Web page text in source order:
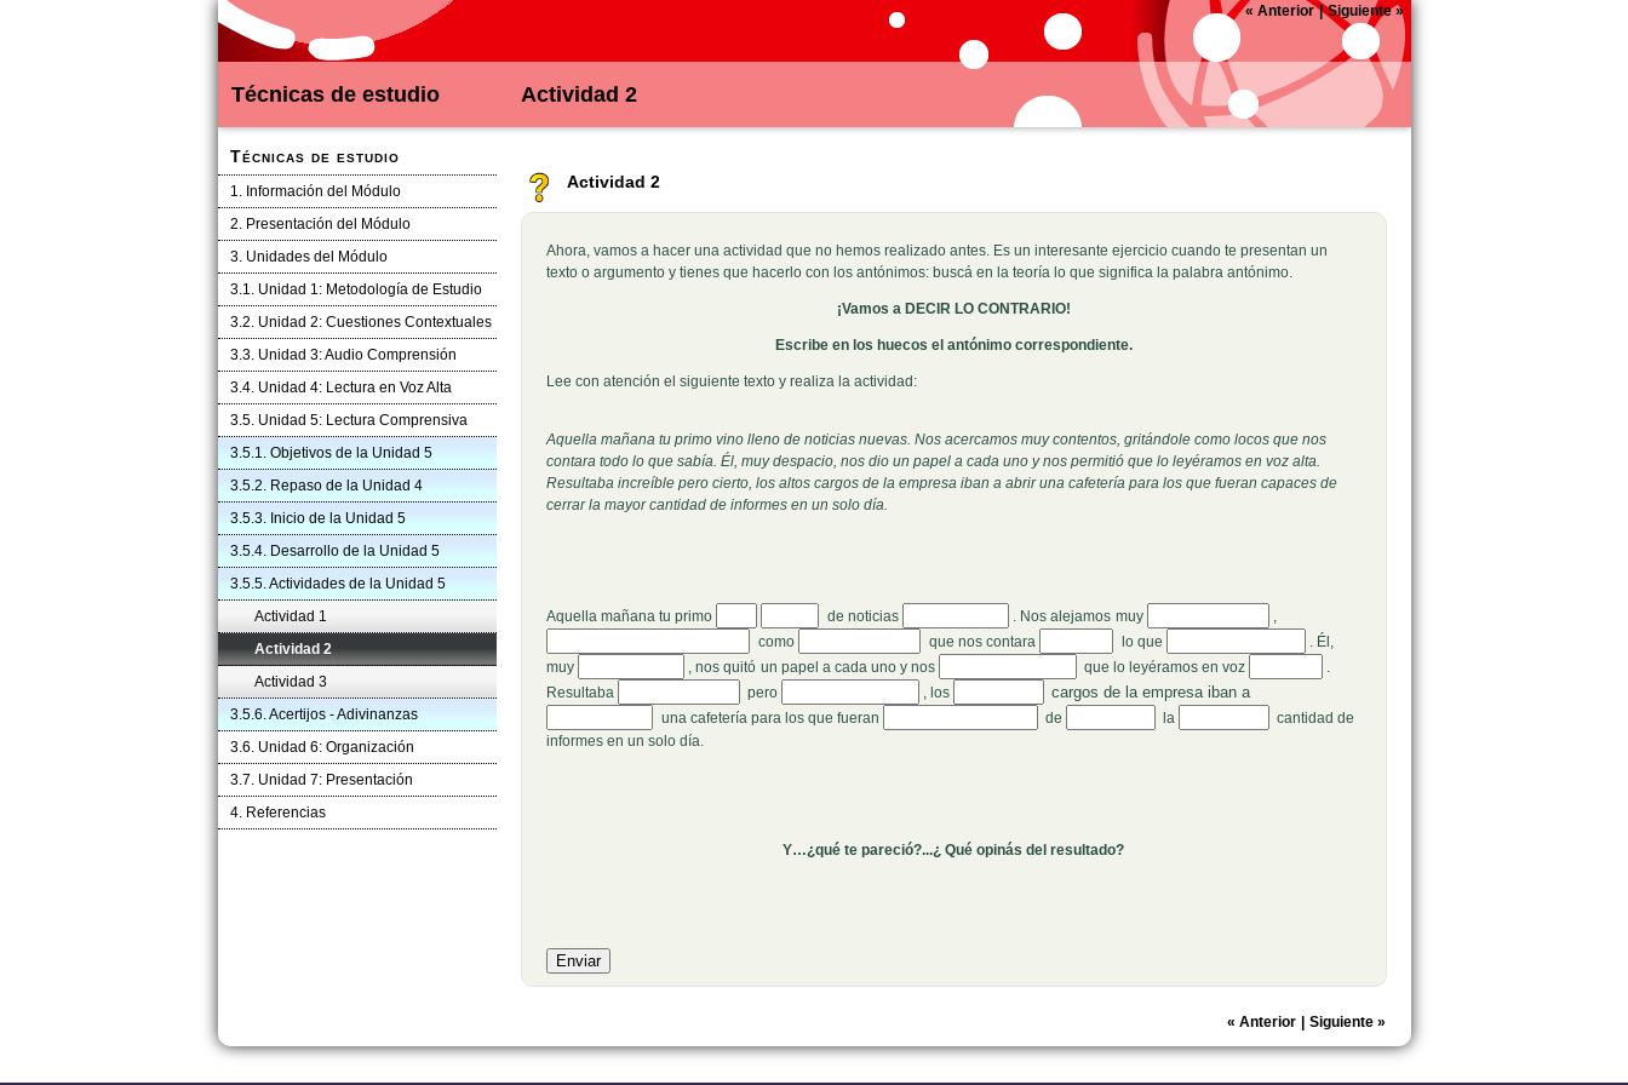
Técnicas de estudio
Técnicas de estudio
1. Información del Módulo
2. Presentación del Módulo
3. Unidades del Módulo
3.1. Unidad 1: Metodología de Estudio
3.2. Unidad 2: Cuestiones Contextuales
3.3. Unidad 3: Audio Comprensión
3.4. Unidad 4: Lectura en Voz Alta
3.5. Unidad 5: Lectura Comprensiva
3.5.1. Objetivos de la Unidad 5
3.5.2. Repaso de la Unidad 4
3.5.3. Inicio de la Unidad 5
3.5.4. Desarrollo de la Unidad 5
3.5.5. Actividades de la Unidad 5
Actividad 1
Actividad 2
Actividad 3
3.5.6. Acertijos - Adivinanzas
3.6. Unidad 6: Organización
3.7. Unidad 7: Presentación
4. Referencias
« Anterior|Siguiente»
Actividad 2
Actividad 2
Ahora, vamos a hacer una actividad que no hemos realizado antes. Es un interesante ejercicio cuando te presentan un
texto o argumento y tienes que hacerlo con los antónimos: buscá en la teoría lo que significa la palabra antónimo.
¡Vamos a DECIR LO CONTRARIO!
Escribe en los huecos el antónimo correspondiente.
Lee con atención el siguiente texto y realiza la actividad:
Aquella mañana tu primo vino lleno de noticias nuevas. Nos acercamos muy contentos, gritándole como locos que nos
contara todo lo que sabía. Él, muy despacio, nos dio un papel a cada uno y nos permitió que lo leyéramos en voz alta.
Resultaba increíble pero cierto, los altos cargos de la empresa iban a abrir una cafetería para los que fueran capaces de
cerrar la mayor cantidad de informes en un solo día.
Aquella mañana tu primo de noticias . Nos alejamos muy
,
como
que nos contara lo que
. Él,
muy
, nos quitó un papel a cada uno y nos que lo leyéramos en voz
.
Resultaba
pero , los cargos de la empresa iban a
una cafetería para los que fueran de la
cantidad de
informes en un solo día.
Y…¿qué te pareció?...¿ Qué opinás del resultado?
« Anterior Siguiente»